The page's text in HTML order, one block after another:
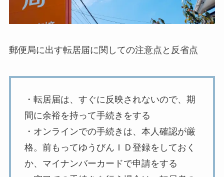
郵便局に出す転居届に関しての注意点と反省点
・転居届は、すぐに反映されないので、期
間に余裕を持って手続きをする
・オンラインでの手続きは、本人確認が厳
格。前もってゆうびんＩＤ登録をしておく
か、マイナンバーカードで申請をする